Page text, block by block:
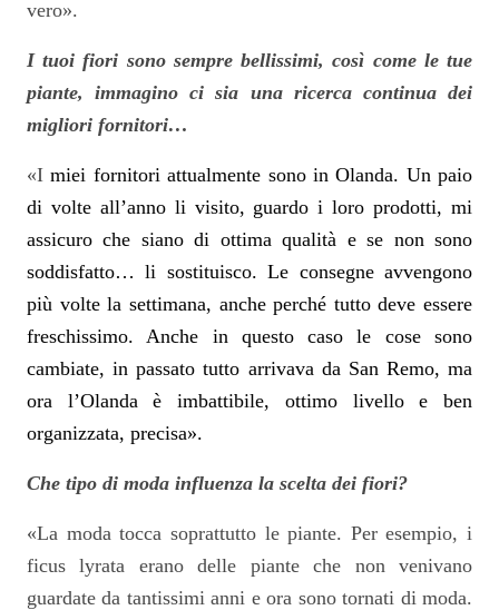
vero».
I tuoi fiori sono sempre bellissimi, così come le tue
piante, immagino ci sia una ricerca continua dei
migliori fornitori…
«Imiei fornitori attualmente sono in Olanda. Un paio
di volte all’anno li visito, guardo i loro prodotti, mi
assicuro che siano di ottima qualità e se non sono
soddisfatto… li sostituisco. Le consegne avvengono
più volte la settimana, anche perché tutto deve essere
freschissimo. Anche in questo caso le cose sono
cambiate, in passato tutto arrivava da San Remo, ma
ora l’Olanda è imbattibile, ottimo livello e ben
organizzata, precisa».
Che tipo di moda influenza la scelta dei fiori?
«La moda tocca soprattutto le piante. Per esempio, i
ficus lyrata erano delle piante che non venivano
guardate da tantissimi anni e ora sono tornati di moda.